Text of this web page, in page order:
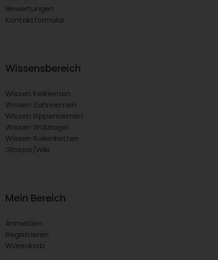
Bewertungen
Kontaktformular
Wissensbereich
Wissen Keilriemen
Wissen Zahnriemen
Wissen Rippenriemen
Wissen Wälzlager
Wissen Rollenketten
Glossar/Wiki
Mein Bereich
Anmelden
Registrieren
Warenkorb